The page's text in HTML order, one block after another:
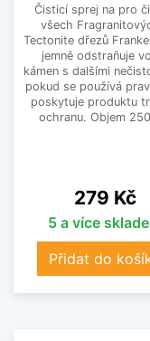
Čisticí sprej na pro
všech
Tectonite dřezů
jemně odstraňuje
kámen s dalšími
pokud se používá
poskytuje produktu
ochranu. Objem
Cena
279 Kč
5 a více
Přidat do